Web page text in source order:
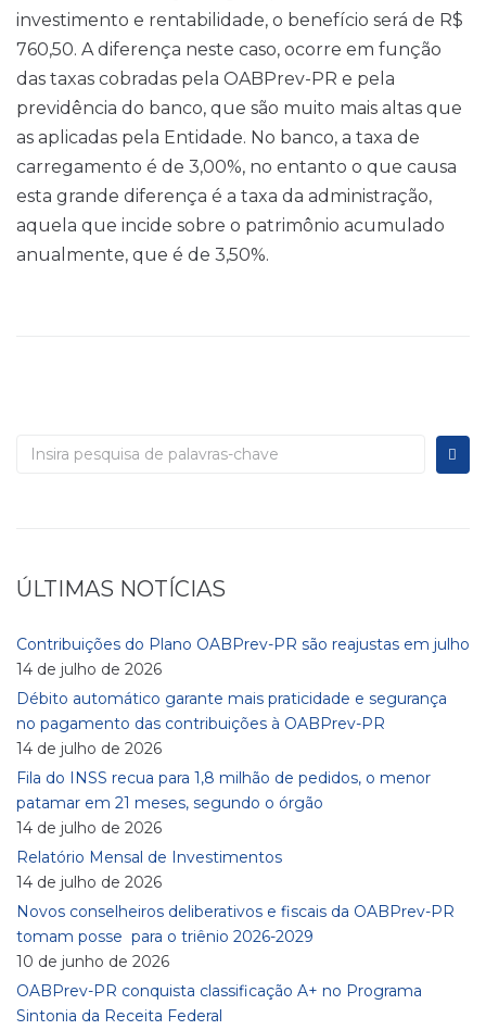
investimento e rentabilidade, o benefício será de R$
760,50. A diferença neste caso, ocorre em função
das taxas cobradas pela OABPrev-PR e pela
previdência do banco, que são muito mais altas que
as aplicadas pela Entidade. No banco, a taxa de
carregamento é de 3,00%, no entanto o que causa
esta grande diferença é a taxa da administração,
aquela que incide sobre o patrimônio acumulado
anualmente, que é de 3,50%.
ÚLTIMAS NOTÍCIAS
Contribuições do Plano OABPrev-PR são reajustas em julho
14 de julho de 2026
Débito automático garante mais praticidade e segurança
no pagamento das contribuições à OABPrev-PR
14 de julho de 2026
Fila do INSS recua para 1,8 milhão de pedidos, o menor
patamar em 21 meses, segundo o órgão
14 de julho de 2026
Relatório Mensal de Investimentos
14 de julho de 2026
Novos conselheiros deliberativos e fiscais da OABPrev-PR
tomam posse para o triênio 2026-2029
10 de junho de 2026
OABPrev-PR conquista classificação A+ no Programa
Sintonia da Receita Federal